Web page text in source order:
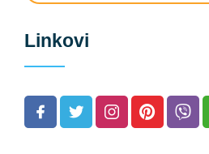
Linkovi